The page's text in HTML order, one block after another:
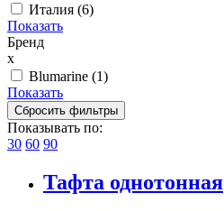
Италия (6)
Показать
Бренд
x
Blumarine (1)
Показать
Показывать по:
30 60 90
Тафта однотонная